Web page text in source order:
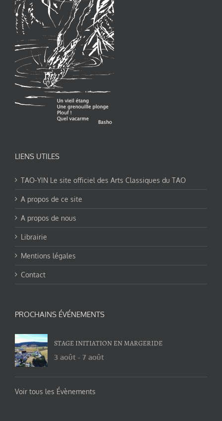
LIENS UTILES
TAO-YIN Le site officiel des Arts Classiques du TAO
A propos de ce site
A propos de nous
Librairie
Mentions légales
Contact
PROCHAINS ÉVÉNEMENTS
STAGE INITIATION EN MARGERIDE
3 août - 7 août
Voir tous les Évènements